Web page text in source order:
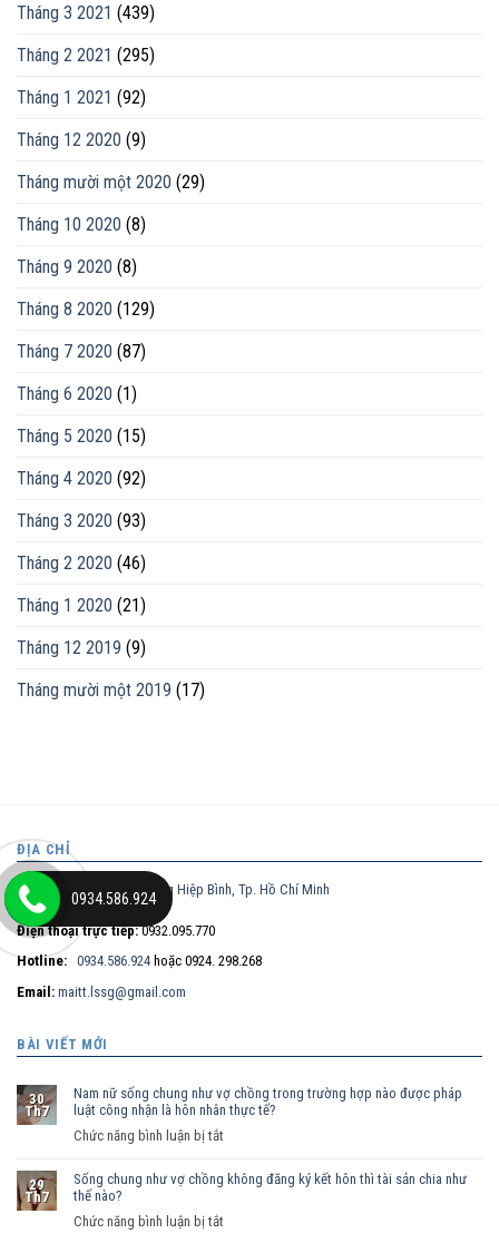
Tháng 3 2021 (439)
Tháng 2 2021 (295)
Tháng 1 2021 (92)
Tháng 12 2020 (9)
Tháng mười một 2020 (29)
Tháng 10 2020 (8)
Tháng 9 2020 (8)
Tháng 8 2020 (129)
Tháng 7 2020 (87)
Tháng 6 2020 (1)
Tháng 5 2020 (15)
Tháng 4 2020 (92)
Tháng 3 2020 (93)
Tháng 2 2020 (46)
Tháng 1 2020 (21)
Tháng 12 2019 (9)
Tháng mười một 2019 (17)
ĐỊA CHỈ
Nguyễn Thị Nhung, phường Hiệp Bình, Tp. Hồ Chí Minh
Điện thoại trực tiếp:0932.095.770
Hotline: 0934.586.924 hoặc 0924. 298.268
Email: maitt.lssg@gmail.com
BÀI VIẾT MỚI
30
Th7
Nam nữ sống chung như vợ chồng trong trường hợp nào được pháp
luật công nhận là hôn nhân thực tế?
Chức năng bình luận bị tắt
nữ
29
Th7
Sống chung như vợ chồng không đăng ký kết hôn thì tài sản chia như
thế nào?
Chức năng bình luận bị tắt
0934.586.924